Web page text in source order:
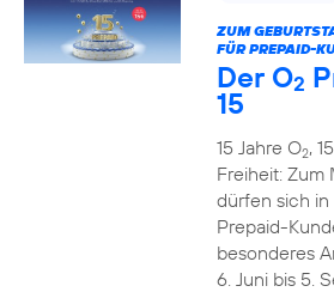
ZUM
FÜR PREPAID-
Der O2
15
15 Jahre O2,
Freiheit: Zum
dürfen sich in
Prepaid-
besonderes
6. Juni bis 5.